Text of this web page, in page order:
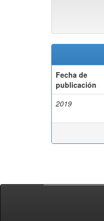
Fecha de
publicación
2019